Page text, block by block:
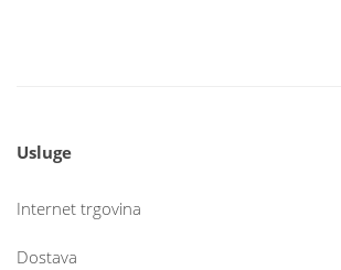
Usluge
Internet trgovina
Dostava